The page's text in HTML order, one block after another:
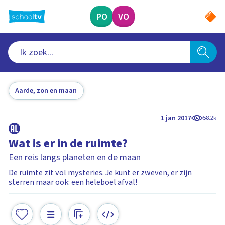
naar
hoofdinhoud
PO VO
Aarde, zon en maan
1 jan 2017 58.2k
Wat is er in de ruimte?
Een reis langs planeten en de maan
De ruimte zit vol mysteries. Je kunt er zweven, er zijn
sterren maar ook: een heleboel afval!